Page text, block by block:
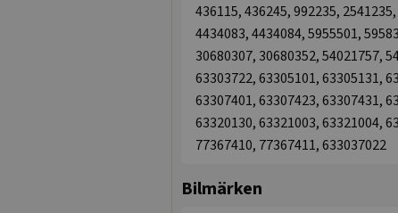
436115, 436245, 992235,
4434083, 4434084, 5955501,
30680307, 30680352, 54021757,
63303722, 63305101, 63305131,
63307401, 63307423, 63307431,
63320130, 63321003, 63321004,
77367410, 77367411, 633037022
Bilmärken